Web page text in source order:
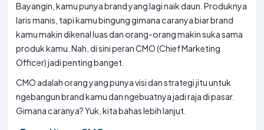
Bayangin, kamu punya brand yang lagi naik daun. Produknya
laris manis, tapi kamu bingung gimana caranya biar brand
kamu makin dikenal luas dan orang-orang makin suka sama
produk kamu. Nah, di sini peran CMO (Chief Marketing
Officer) jadi penting banget.
CMO adalah orang yang punya visi dan strategi jitu untuk
ngebangun brand kamu dan ngebuatnya jadi raja di pasar.
Gimana caranya? Yuk, kita bahas lebih lanjut.